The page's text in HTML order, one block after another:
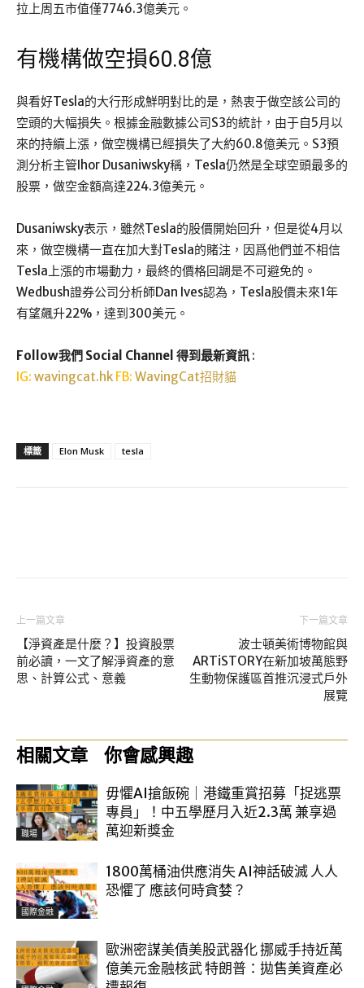
拉上周五市值僅7746.3億美元。
有機構做空損60.8億
與看好Tesla的大行形成鮮明對比的是，熱衷于做空該公司的
空頭的大幅損失。根據金融數據公司S3的統計，由于自5月以
來的持續上漲，做空機構已經損失了大約60.8億美元。S3預
測分析主管Ihor Dusaniwsky稱，Tesla仍然是全球空頭最多的
股票，做空金額高達224.3億美元。
Dusaniwsky表示，雖然Tesla的股價開始回升，但是從4月以
來，做空機構一直在加大對Tesla的賭注，因爲他們並不相信
Tesla上漲的市場動力，最終的價格回調是不可避免的。
Wedbush證券公司分析師Dan Ives認為，Tesla股價未來1年
有望飆升22%，達到300美元。
Follow我們 Social Channel 得到最新資訊 :
IG: wavingcat.hk FB: WavingCat招財貓
標籤 Elon Musk tesla
上一篇文章
【淨資產是什麼？】投資股票
前必讀，一文了解淨資產的意
思、計算公式、意義
下一篇文章
波士頓美術博物館與
ARTiSTORY在新加坡萬態野
生動物保護區首推沉浸式戶外
展覽
相關文章 你會感興趣
職場
毋懼AI搶飯碗｜港鐵重賞招募「捉逃票
專員」！中五學歷月入近2.3萬 兼享過
萬迎新獎金
國際金融
1800萬桶油供應消失 AI神話破滅 人人
恐懼了 應該何時貪婪？
歐洲密謀美債美股武器化 挪威手持近萬
億美元金融核武 特朗普：拋售美資產必